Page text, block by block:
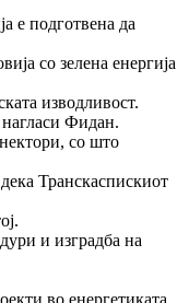
е подготвена да
со зелена енергија
изводливост.
нагласи Фидан.
со што
Транскаспискиот
и изградба на
во енергетиката,